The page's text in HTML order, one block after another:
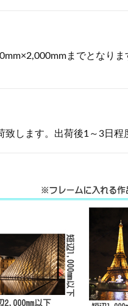
までとなり
します。出荷後1～3日